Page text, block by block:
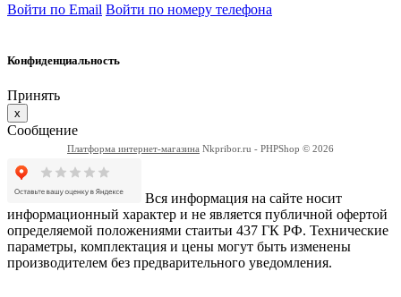
Войти по Email Войти по номеру телефона
Конфиденциальность
Принять
x
Сообщение
Платформа интернет-магазина Nkpribor.ru - PHPShop © 2026
Вся информация на сайте носит
информационный характер и не является публичной офертой
определяемой положениями стаитьи 437 ГК РФ. Технические
параметры, комплектация и цены могут быть изменены
производителем без предварительного уведомления.